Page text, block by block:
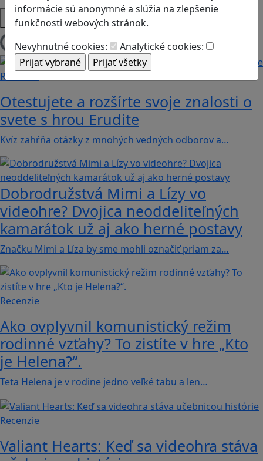
informácie sú anonymné a slúžia na zlepšenie
funkčnosti webových stránok.
Nevyhnutné cookies:
Analytické cookies:
Platformy
Načítam blogy
Recenzie
Otestujete a rozšírte svoje znalosti o
svete s hrou Erudite
Kvíz zahŕňa otázky z mnohých vedných odborov a…
Dobrodružstvá Mimi a Lízy vo
videohre? Dvojica neoddeliteľných
kamarátok už aj ako herné postavy
Značku Mimi a Líza by sme mohli označiť priam za…
Recenzie
Ako ovplyvnil komunistický režim
rodinné vzťahy? To zistíte v hre „Kto
je Helena?“.
Teta Helena je v rodine jedno veľké tabu a len…
Recenzie
Valiant Hearts: Keď sa videohra stáva